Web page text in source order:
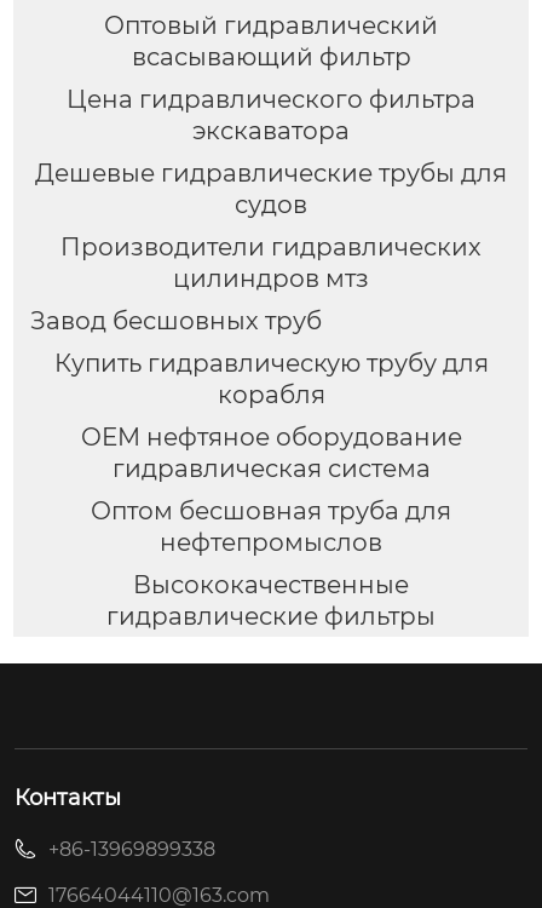
Оптовый гидравлический
всасывающий фильтр
Цена гидравлического фильтра
экскаватора
Дешевые гидравлические трубы для
судов
Производители гидравлических
цилиндров мтз
Завод бесшовных труб
Купить гидравлическую трубу для
корабля
OEM нефтяное оборудование
гидравлическая система
Оптом бесшовная труба для
нефтепромыслов
Высококачественные
гидравлические фильтры
Контакты
+86-13969899338
17664044110@163.com